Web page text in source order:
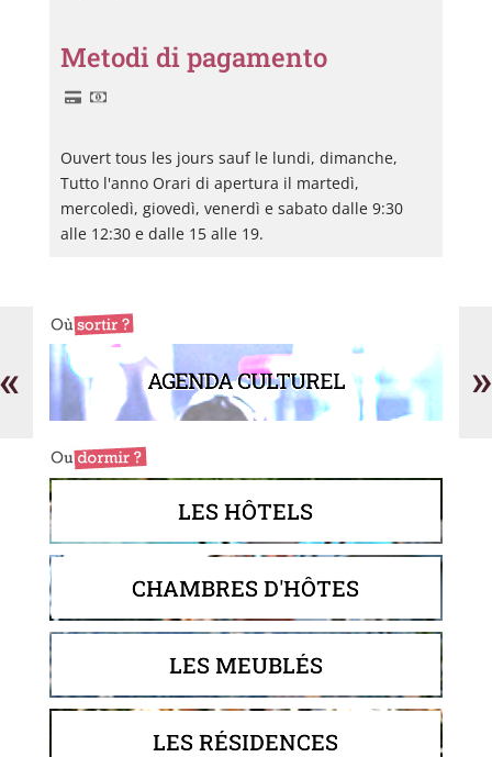
«
Atelier
Tosello
»
Metodi di pagamento
Ouvert tous les jours sauf le lundi, dimanche,
Tutto l'anno Orari di apertura il martedì,
mercoledì, giovedì, venerdì e sabato dalle 9:30
alle 12:30 e dalle 15 alle 19.
AGENDA CULTUREL
LES HÔTELS
CHAMBRES D'HÔTES
LES MEUBLÉS
LES RÉSIDENCES